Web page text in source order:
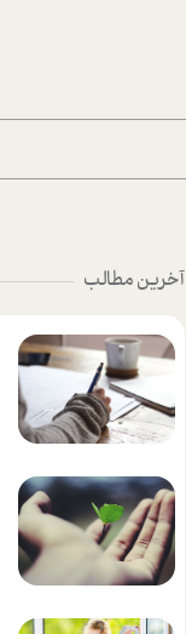
آخرین مطالب